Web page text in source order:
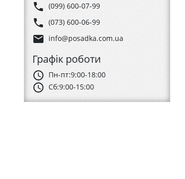
phone (099) 600-07-99
phone (073) 600-06-99
email info@posadka.com.ua
Графік роботи
schedule Пн-пт:9:00-18:00
schedule Сб:9:00-15:00